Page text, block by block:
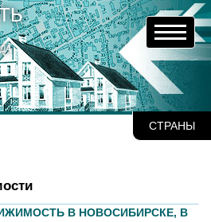
СТРАНЫ
В НОВОСИБИРСКЕ, В